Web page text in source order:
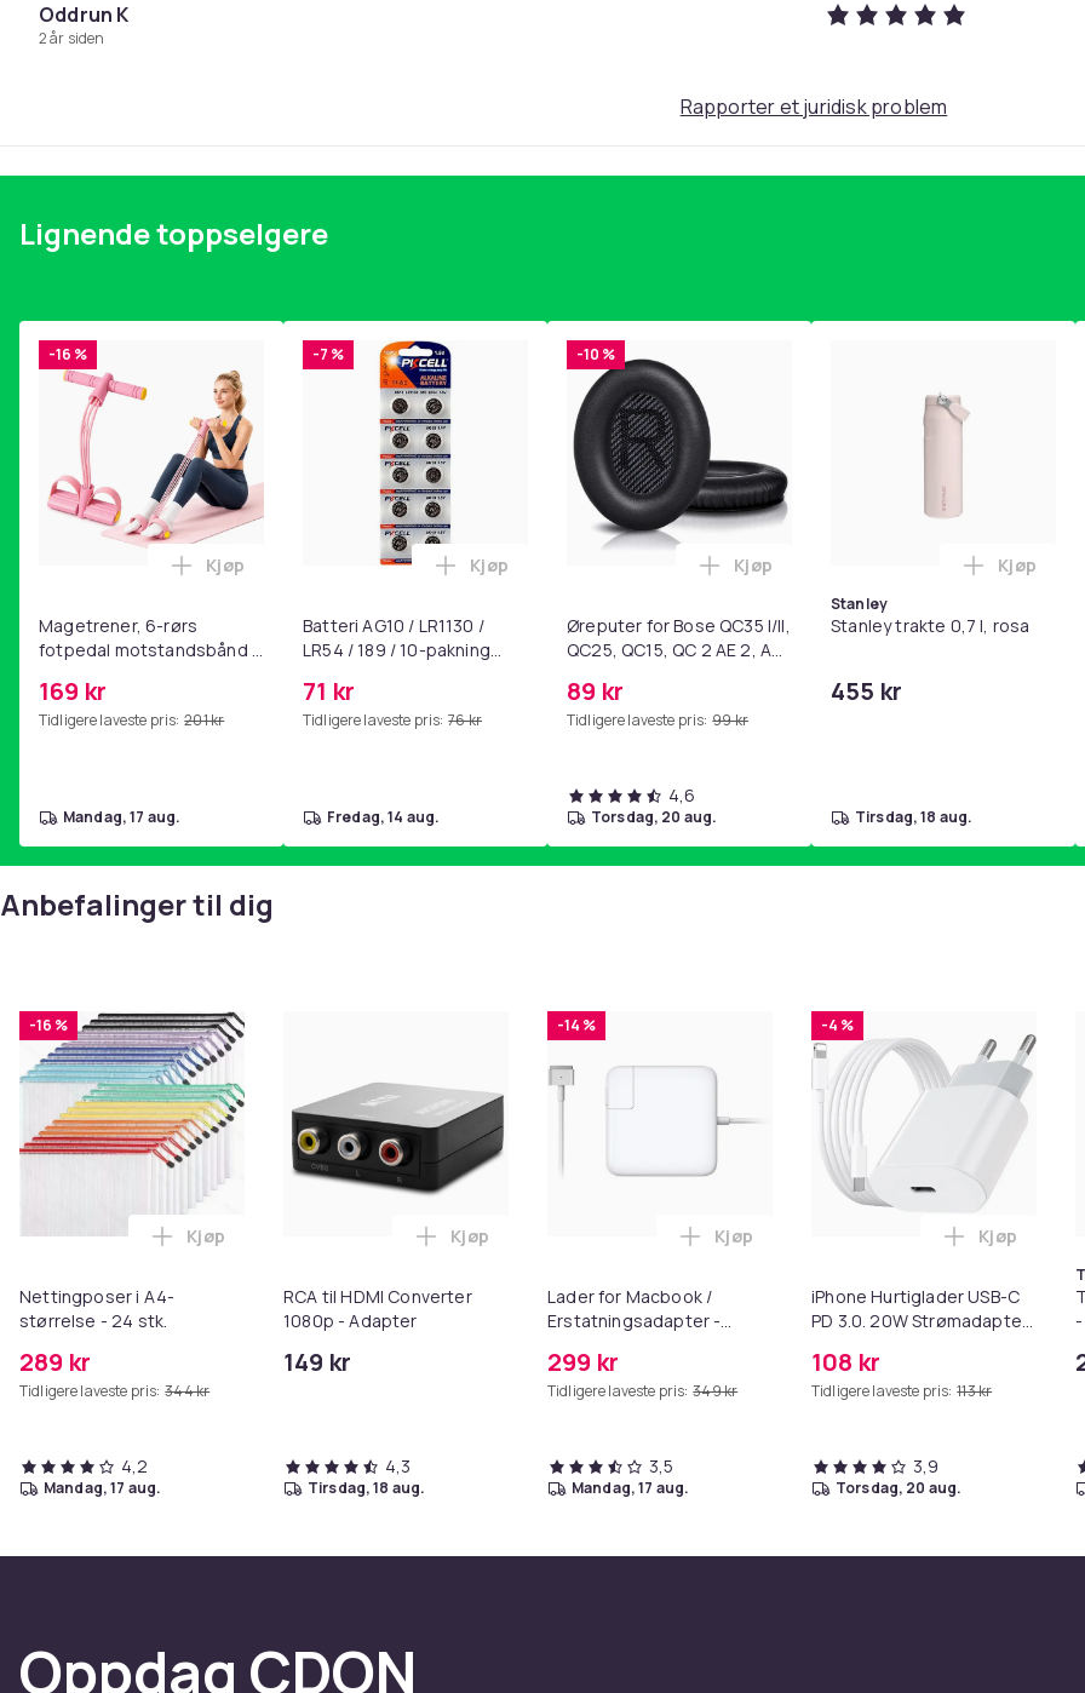
Oddrun K
2 år siden
Rapporter et juridisk problem
Lignende toppselgere
-16 %
Magetrener, 6-rørs
fotpedal motstandsbånd -
yoga og
hjemmegymnastikk Pink
169 kr
Tidligere laveste pris: 201 kr
Legg Magetrener, 6-rørs fotpedal motstandsbånd - mage- og kjernetrening, yoga og
Kjøp
mandag, 17 aug.
-7 %
Batteri AG10 / LR1130 /
LR54 / 189 / 10-pakning
71 kr
Tidligere laveste pris: 76 kr
Legg Batteri AG10 / LR1130 / LR54 / 189 / 10-pakning PKcell i
Kjøp
fredag, 14 aug.
-10 %
Øreputer for Bose QC35 I/II,
QC25, QC15, QC 2 AE 2, AE
SoundLink Black
89 kr
Tidligere laveste pris: 99 kr
Legg Øreputer for Bose QC35 I/II, QC25,
Kjøp
4,6
torsdag, 20 aug.
Stanley
Stanley trakte 0,7 l, rosa
455 kr
Legg
Kjøp
tirsdag, 18 aug.
Anbefalinger til dig
-16 %
Nettingposer i A4-
størrelse - 24 stk.
289 kr
Tidligere laveste pris: 344 kr
Legg Nettingposer i A4-størrelse - 24 stk. i handlekurven
Kjøp
4,2
mandag, 17 aug.
RCA til HDMI Converter
1080p - Adapter
149 kr
Legg RCA til HDMI Converter 1080p - Adapter i handlekurven
Kjøp
4,3
tirsdag, 18 aug.
-14 %
Lader for Macbook /
Erstatningsadapter -
299 kr
Tidligere laveste pris: 349 kr
Legg Lader for Macbook /
Kjøp
3,5
mandag, 17 aug.
-4 %
iPhone Hurtiglader USB-C
PD 3.0. 20W Strømadapter
108 kr
Tidligere laveste pris: 113 kr
Legg
Kjøp
3,9
torsdag, 20 aug.
-
Oppdag CDON